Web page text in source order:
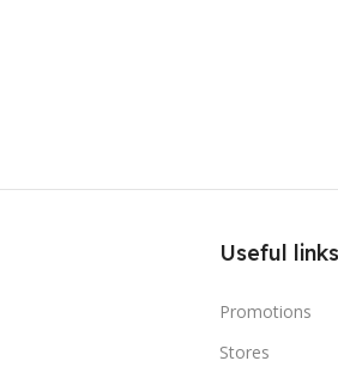
Useful links
Promotions
Stores